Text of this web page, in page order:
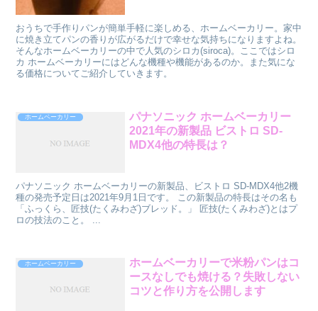
おうちで手作りパンが簡単手軽に楽しめる、ホームベーカリー。家中
に焼き立てパンの香りが広がるだけで幸せな気持ちになりますよね。
そんなホームベーカリーの中で人気のシロカ(siroca)。ここではシロ
カ ホームベーカリーにはどんな機種や機能があるのか。また気にな
る価格についてご紹介していきます。
ホームベーカリー
パナソニック ホームベーカリー
2021年の新製品 ビストロ SD-
MDX4他の特長は？
パナソニック ホームベーカリーの新製品、ビストロ SD-MDX4他2機
種の発売予定日は2021年9月1日です。 この新製品の特長はその名も
「ふっくら、匠技(たくみわざ)ブレッド。」 匠技(たくみわざ)とはプ
ロの技法のこと。 ...
ホームベーカリー
ホームベーカリーで米粉パンはコ
ースなしでも焼ける？失敗しない
コツと作り方を公開します